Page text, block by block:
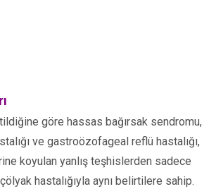
göre hassas bağırsak sendromu,
ve gastroözofageal reflü hastalığı,
koyulan yanlış teşhislerden sadece
hastalığıyla aynı belirtilere sahip.